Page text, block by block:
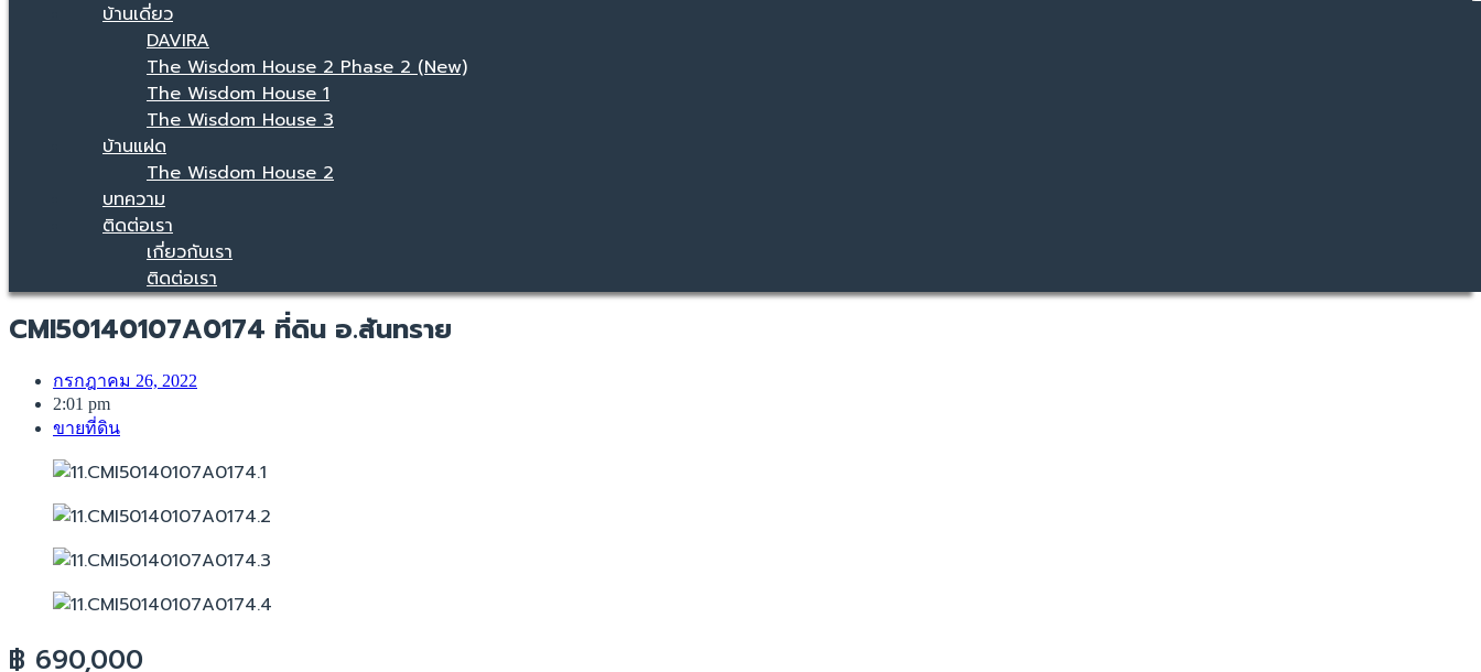
บ้านเดี่ยว
DAVIRA
The Wisdom House 2 Phase 2 (New)
The Wisdom House 1
The Wisdom House 3
บ้านแฝด
The Wisdom House 2
บทความ
ติดต่อเรา
เกี่ยวกับเรา
ติดต่อเรา
CMI50140107A0174 ที่ดิน อ.สันทราย
กรกฎาคม 26, 2022
2:01 pm
ขายที่ดิน
฿ 690,000